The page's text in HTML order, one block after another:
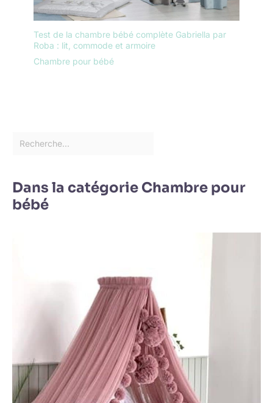
Test de la chambre bébé complète Gabriella par
Roba : lit, commode et armoire
Chambre pour bébé
Dans la catégorie Chambre pour
bébé